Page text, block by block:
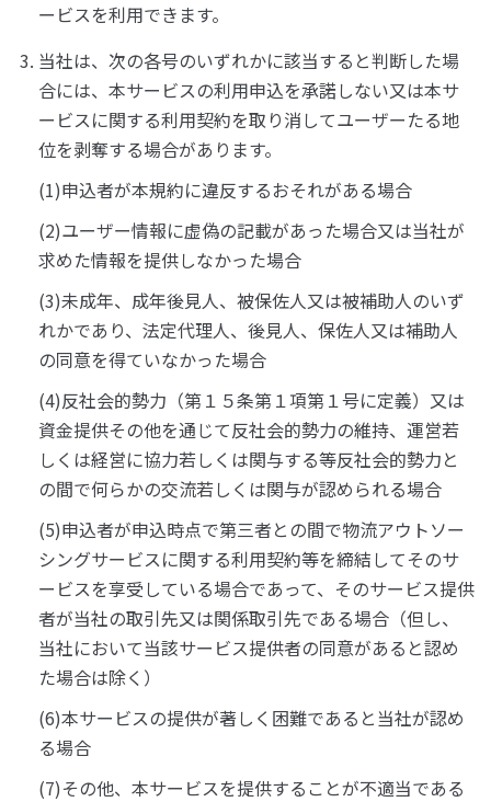
ービスを利用できます。
当社は、次の各号のいずれかに該当すると判断した場
合には、本サービスの利用申込を承諾しない又は本サ
ービスに関する利用契約を取り消してユーザーたる地
位を剥奪する場合があります。
(1)申込者が本規約に違反するおそれがある場合
(2)ユーザー情報に虚偽の記載があった場合又は当社が
求めた情報を提供しなかった場合
(3)未成年、成年後見人、被保佐人又は被補助人のいず
れかであり、法定代理人、後見人、保佐人又は補助人
の同意を得ていなかった場合
(4)反社会的勢力（第１５条第１項第１号に定義）又は
資金提供その他を通じて反社会的勢力の維持、運営若
しくは経営に協力若しくは関与する等反社会的勢力と
の間で何らかの交流若しくは関与が認められる場合
(5)申込者が申込時点で第三者との間で物流アウトソー
シングサービスに関する利用契約等を締結してそのサ
ービスを享受している場合であって、そのサービス提供
者が当社の取引先又は関係取引先である場合（但し、
当社において当該サービス提供者の同意があると認め
た場合は除く）
(6)本サービスの提供が著しく困難であると当社が認め
る場合
(7)その他、本サービスを提供することが不適当である